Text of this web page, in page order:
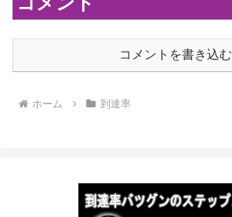
コメントを書き込む
ホーム 到達率